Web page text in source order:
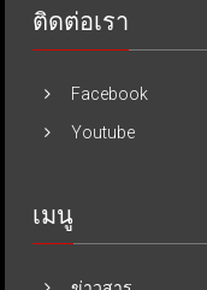
ติดต่อเรา
Facebook
Youtube
เมนู